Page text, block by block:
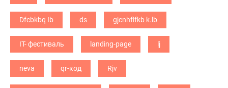
Dfcbkbq Ib ds gjcnhflfkb k.lb
IT- фестиваль landing-page lj
neva qr-код Rjv